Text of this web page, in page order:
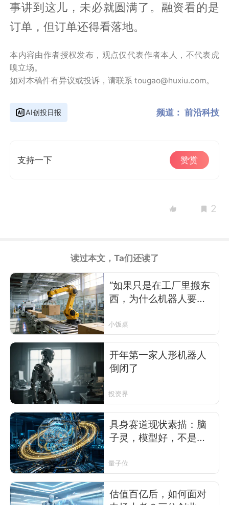
事讲到这儿，未必就圆满了。融资看的是
订单，但订单还得看落地。
本内容由作者授权发布，观点仅代表作者本人，不代表虎
嗅立场。
如对本稿件有异议或投诉，请联系 tougao@huxiu.com。
AI创投日报 频道： 前沿科技
支持一下 赞赏
2
读过本文，Ta们还读了
“如果只是在工厂里搬东
西，为什么机器人要做
小饭桌
开年第一家人形机器人
倒闭了
投资界
具身赛道现状素描：脑
子灵，模型好，不是百
量子位
估值百亿后，如何面对